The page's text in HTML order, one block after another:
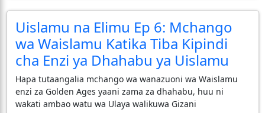
Uislamu na Elimu Ep 6: Mchango
wa Waislamu Katika Tiba Kipindi
cha Enzi ya Dhahabu ya Uislamu
Hapa tutaangalia mchango wa wanazuoni wa Waislamu
enzi za Golden Ages yaani zama za dhahabu, huu ni
wakati ambao watu wa Ulaya walikuwa Gizani